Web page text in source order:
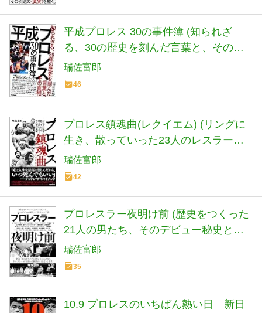
平成プロレス 30の事件簿 (知られざ
る、30の歴史を刻んだ言葉と、その真
相)
瑞佐富郎
46
プロレス鎮魂曲(レクイエム) (リングに
生き、散っていった23人のレスラー、
その死の真実)
瑞佐富郎
42
プロレスラー夜明け前 (歴史をつくった
21人の男たち、そのデビュー秘史と
〈真実〉の言葉)
瑞佐富郎
35
10.9 プロレスのいちばん熱い日 新日